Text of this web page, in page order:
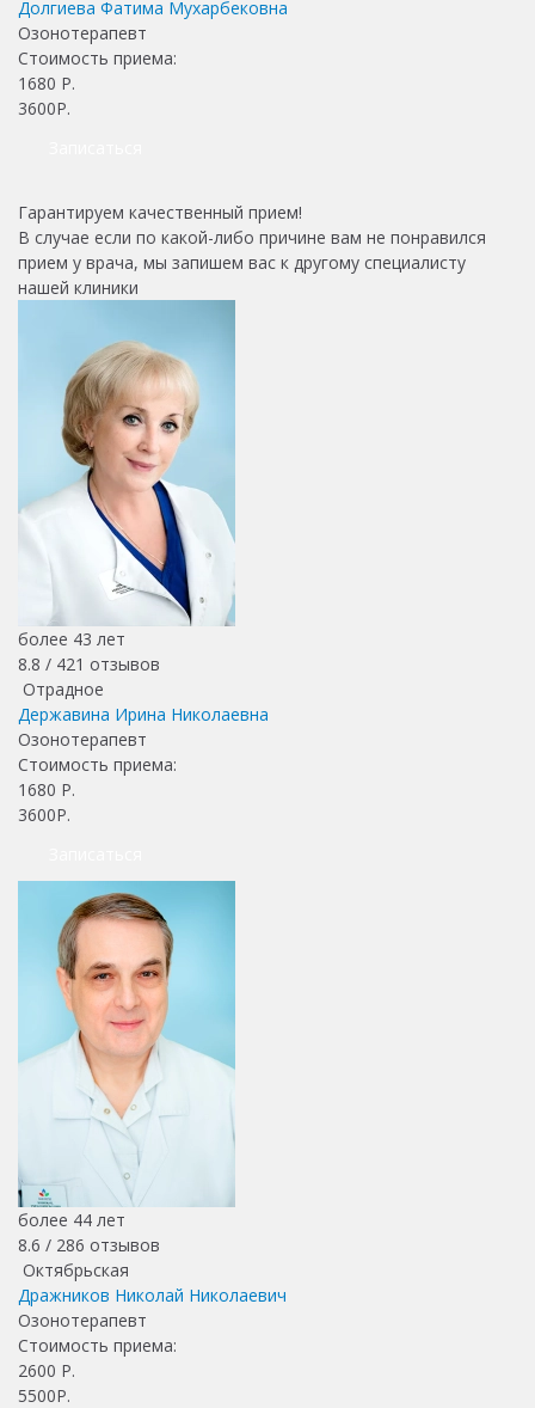
Долгиева Фатима Мухарбековна
Озонотерапевт
Стоимость приема:
1680 Р.
3600Р.
Гарантируем качественный прием!
В случае если по какой-либо причине вам не понравился
прием у врача, мы запишем вас к другому специалисту
нашей клиники
более 43 лет
8.8 / 421 отзывов
Отрадное
Державина Ирина Николаевна
Озонотерапевт
Стоимость приема:
1680 Р.
3600Р.
более 44 лет
8.6 / 286 отзывов
Октябрьская
Дражников Николай Николаевич
Озонотерапевт
Стоимость приема:
2600 Р.
5500Р.